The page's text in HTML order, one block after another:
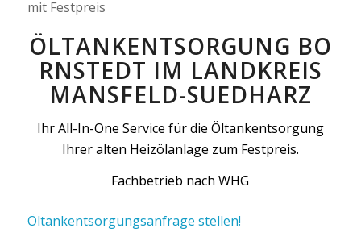
ÖLTANKENTSORGUNG BO
RNSTEDT IM LANDKREIS
MANSFELD-SUEDHARZ
Ihr All-In-One Service für die Öltankentsorgung
Ihrer alten Heizölanlage zum Festpreis.
Fachbetrieb nach WHG
Öltankentsorgungsanfrage stellen!